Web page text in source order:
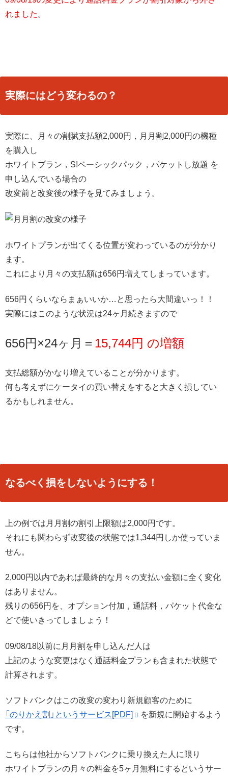
れました 。
実際にはどう変わるの？
実際に、月々の割賦支払額2,000円，月月割2,000円の機種
を購入し
ホワイトプラン，S!ベーシックパック，パケットし放題 を
申し込んでいる場合の
改変前と改変後の様子を見てみましょう。
ホワイトプランが出てくる位置が変わっているのが分かり
ます。
これにより月々の支払額は656円増えてしまっています。
656円くらいならまぁいいか…と思ったら大間違いっ！！
実際にはこのような状況は24ヶ月続きますので
656円×24ヶ月＝ 15,744円 の増額
支払総額がかなり増えていることが分かります。
何も考えずにケータイの買い替えをすると大きく損してい
るかもしれません。
なるべく損をしないようにする！
上の例では月月割の割引上限額は2,000円です。
それにも関わらず改変後の状態では1,344円しか使っていま
せん。
2,000円以内であれば最終的な月々の支払い金額に全く変化
はありません。
残りの656円を、オプション付加，通話料，パケット代金な
どで使いきってしましょう！
09/08/18以前に月月割を申し込んだ人は
上記のような変更はなく通話料金プランも含まれた状態で
計算されます。
ソフトバンクはこの改変の変わり新規顧客のために
「のりかえ割」というサービス[PDF]
を新規に開始するよう
です。
こちらは他社からソフトバンクに乗り換えた人に限り
ホワイトプランの月々の料金を5ヶ月無料にするというサー